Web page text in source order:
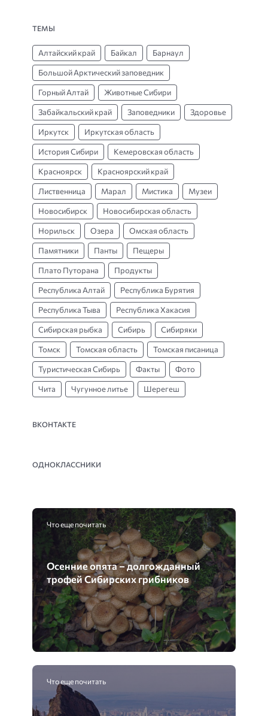
ТЕМЫ
Алтайский край Байкал Барнаул
Большой Арктический заповедник
Горный Алтай Животные Сибири
Забайкальский край Заповедники Здоровье
Иркутск Иркутская область
История Сибири Кемеровская область
Красноярск Красноярский край
Лиственница Марал Мистика Музеи
Новосибирск Новосибирская область
Норильск Озера Омская область
Памятники Панты Пещеры
Плато Путорана Продукты
Республика Алтай Республика Бурятия
Республика Тыва Республика Хакасия
Сибирская рыбка Сибирь Сибиряки
Томск Томская область Томская писаница
Туристическая Сибирь Факты Фото
Чита Чугунное литье Шерегеш
ВКОНТАКТЕ
ОДНОКЛАССНИКИ
Что еще почитать
Осенние опята – долгожданный
трофей Сибирских грибников
Что еще почитать